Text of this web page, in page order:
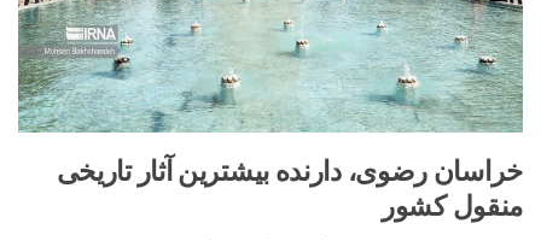
خراسان رضوی، دارنده بیشترین آثار تاریخی
منقول کشور